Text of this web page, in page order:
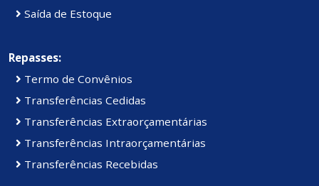
Saída de Estoque
Repasses:
Termo de Convênios
Transferências Cedidas
Transferências Extraorçamentárias
Transferências Intraorçamentárias
Transferências Recebidas